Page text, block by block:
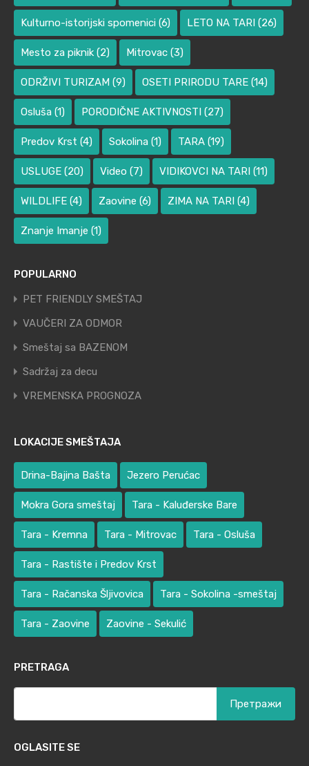
Kulturno-istorijski spomenici (6) LETO NA TARI (26)
Mesto za piknik (2) Mitrovac (3)
ODRŽIVI TURIZAM (9) OSETI PRIRODU TARE (14)
Osluša (1) PORODIČNE AKTIVNOSTI (27)
Predov Krst (4) Sokolina (1) TARA (19)
USLUGE (20) Video (7) VIDIKOVCI NA TARI (11)
WILDLIFE (4) Zaovine (6) ZIMA NA TARI (4)
Znanje Imanje (1)
POPULARNO
PET FRIENDLY SMEŠTAJ
VAUČERI ZA ODMOR
Smeštaj sa BAZENOM
Sadržaj za decu
VREMENSKA PROGNOZA
LOKACIJE SMEŠTAJA
Drina-Bajina Bašta Jezero Perućac
Mokra Gora smeštaj Tara - Kaluđerske Bare
Tara - Kremna Tara - Mitrovac Tara - Osluša
Tara - Rastište i Predov Krst
Tara - Račanska Šljivovica Tara - Sokolina -smeštaj
Tara - Zaovine Zaovine - Sekulić
PRETRAGA
OGLASITE SE